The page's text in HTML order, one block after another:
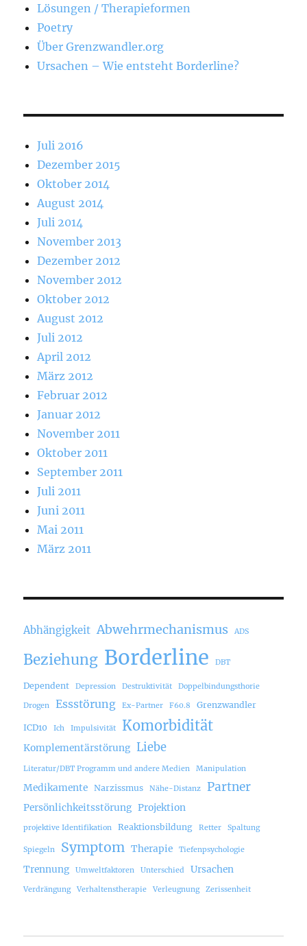
Lösungen / Therapieformen
Poetry
Über Grenzwandler.org
Ursachen – Wie entsteht Borderline?
Juli 2016
Dezember 2015
Oktober 2014
August 2014
Juli 2014
November 2013
Dezember 2012
November 2012
Oktober 2012
August 2012
Juli 2012
April 2012
März 2012
Februar 2012
Januar 2012
November 2011
Oktober 2011
September 2011
Juli 2011
Juni 2011
Mai 2011
März 2011
Abhängigkeit Abwehrmechanismus ADS
Beziehung Borderline DBT
Dependent Depression Destruktivität Doppelbindungsthorie
Drogen Essstörung Ex-Partner F60.8 Grenzwandler
ICD10 Ich Impulsivität Komorbidität
Komplementärstörung Liebe
Literatur/DBT Programm und andere Medien Manipulation
Medikamente Narzissmus Nähe-Distanz Partner
Persönlichkeitsstörung Projektion
projektive Identifikation Reaktionsbildung Retter Spaltung
Spiegeln Symptom Therapie Tiefenpsychologie
Trennung Umweltfaktoren Unterschied Ursachen
Verdrängung Verhaltenstherapie Verleugnung Zerissenheit